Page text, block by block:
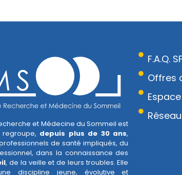
et Médecine du Sommeil est
depuis plus de 30 ans,
de santé impliqués, du
dans la connaissance des
, de la veille et de leurs troubles. Elle
discipline jeune, évolutive et
F.A.Q.
Offres